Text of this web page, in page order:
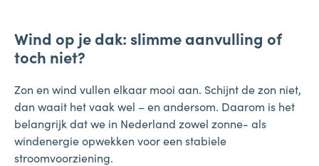
Wind op je dak: slimme aanvulling of
toch niet?
Zon en wind vullen elkaar mooi aan. Schijnt de zon niet,
dan waait het vaak wel – en andersom. Daarom is het
belangrijk dat we in Nederland zowel zonne- als
windenergie opwekken voor een stabiele
stroomvoorziening.